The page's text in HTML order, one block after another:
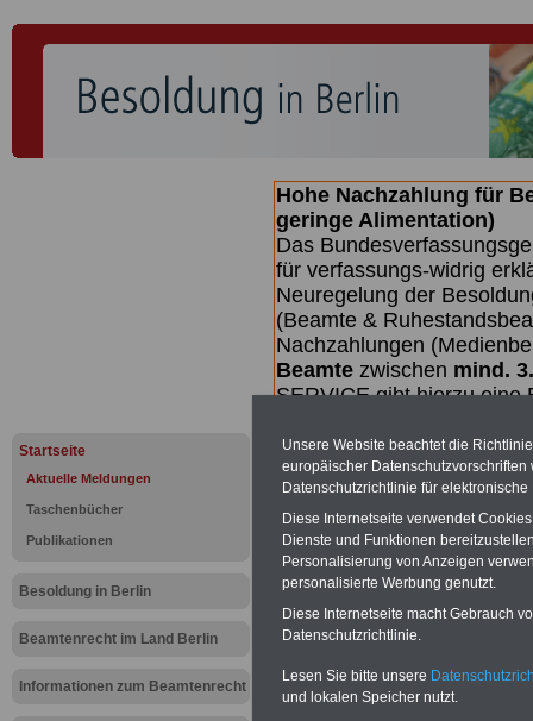
Startseite
Aktuelle Meldungen
Taschenbücher
Publikationen
Besoldung in Berlin
Beamtenrecht im Land Berlin
Informationen zum Beamtenrecht
Hohe Nachzahlung für
geringe Alimentation)
Das
für verfassungs-widrig
Neuregelung der
(Beamte &
Nachzahlungen
Beamte zwischen mind.
SERVICE gibt hierzu eine
wird (wahrscheinlich im
Broschüre.
Meldung
Unsere Website beachtet die
europäischer
Datenschutzrichtlinie für
Diese Internetseite verwendet
Dienste und Funktionen
Personalisierung von Anzeigen
personalisierte Werbung genutzt.
Diese Internetseite macht Gebrauch
Datenschutzrichtlinie.
Lesen Sie bitte unsere
und lokalen Speicher nutzt.